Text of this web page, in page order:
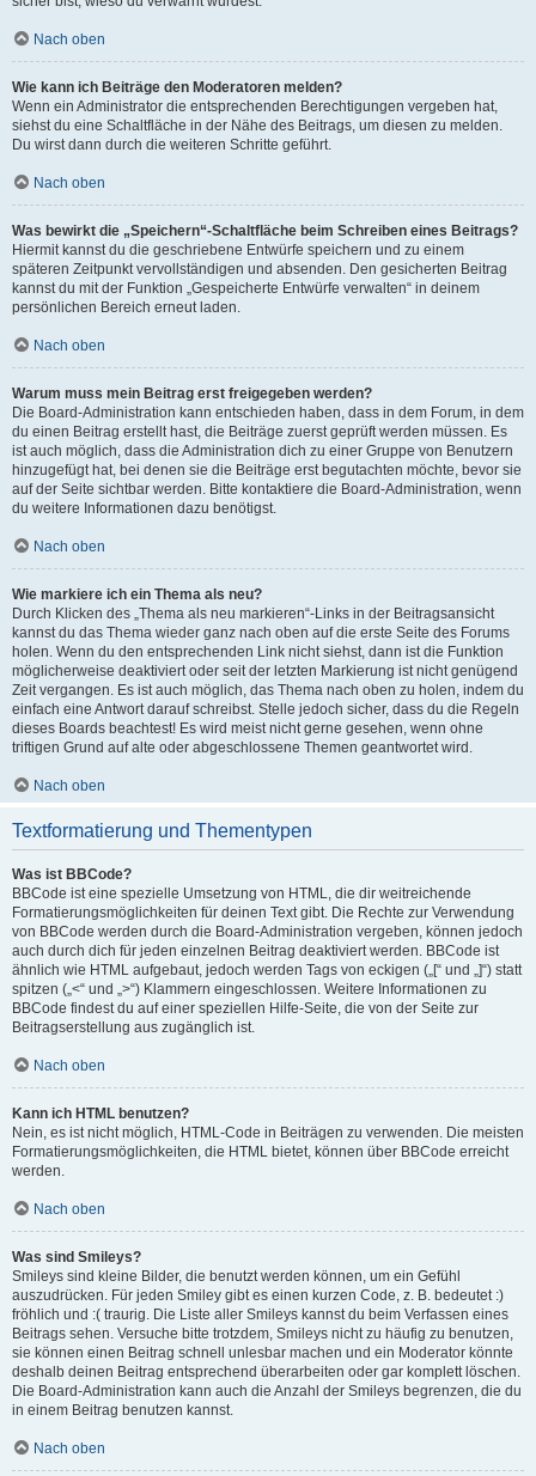
Nach oben
Wie kann ich Beiträge den Moderatoren melden?
Wenn ein Administrator die entsprechenden Berechtigungen vergeben hat,
siehst du eine Schaltfläche in der Nähe des Beitrags, um diesen zu melden.
Du wirst dann durch die weiteren Schritte geführt.
Nach oben
Was bewirkt die „Speichern“-Schaltfläche beim Schreiben eines Beitrags?
Hiermit kannst du die geschriebene Entwürfe speichern und zu einem
späteren Zeitpunkt vervollständigen und absenden. Den gesicherten Beitrag
kannst du mit der Funktion „Gespeicherte Entwürfe verwalten“ in deinem
persönlichen Bereich erneut laden.
Nach oben
Warum muss mein Beitrag erst freigegeben werden?
Die Board-Administration kann entschieden haben, dass in dem Forum, in dem
du einen Beitrag erstellt hast, die Beiträge zuerst geprüft werden müssen. Es
ist auch möglich, dass die Administration dich zu einer Gruppe von Benutzern
hinzugefügt hat, bei denen sie die Beiträge erst begutachten möchte, bevor sie
auf der Seite sichtbar werden. Bitte kontaktiere die Board-Administration, wenn
du weitere Informationen dazu benötigst.
Nach oben
Wie markiere ich ein Thema als neu?
Durch Klicken des „Thema als neu markieren“-Links in der Beitragsansicht
kannst du das Thema wieder ganz nach oben auf die erste Seite des Forums
holen. Wenn du den entsprechenden Link nicht siehst, dann ist die Funktion
möglicherweise deaktiviert oder seit der letzten Markierung ist nicht genügend
Zeit vergangen. Es ist auch möglich, das Thema nach oben zu holen, indem du
einfach eine Antwort darauf schreibst. Stelle jedoch sicher, dass du die Regeln
dieses Boards beachtest! Es wird meist nicht gerne gesehen, wenn ohne
triftigen Grund auf alte oder abgeschlossene Themen geantwortet wird.
Nach oben
Textformatierung und Thementypen
Was ist BBCode?
BBCode ist eine spezielle Umsetzung von HTML, die dir weitreichende
Formatierungsmöglichkeiten für deinen Text gibt. Die Rechte zur Verwendung
von BBCode werden durch die Board-Administration vergeben, können jedoch
auch durch dich für jeden einzelnen Beitrag deaktiviert werden. BBCode ist
ähnlich wie HTML aufgebaut, jedoch werden Tags von eckigen („[“ und „]“) statt
spitzen („<“ und „>“) Klammern eingeschlossen. Weitere Informationen zu
BBCode findest du auf einer speziellen Hilfe-Seite, die von der Seite zur
Beitragserstellung aus zugänglich ist.
Nach oben
Kann ich HTML benutzen?
Nein, es ist nicht möglich, HTML-Code in Beiträgen zu verwenden. Die meisten
Formatierungsmöglichkeiten, die HTML bietet, können über BBCode erreicht
werden.
Nach oben
Was sind Smileys?
Smileys sind kleine Bilder, die benutzt werden können, um ein Gefühl
auszudrücken. Für jeden Smiley gibt es einen kurzen Code, z. B. bedeutet :)
fröhlich und :( traurig. Die Liste aller Smileys kannst du beim Verfassen eines
Beitrags sehen. Versuche bitte trotzdem, Smileys nicht zu häufig zu benutzen,
sie können einen Beitrag schnell unlesbar machen und ein Moderator könnte
deshalb deinen Beitrag entsprechend überarbeiten oder gar komplett löschen.
Die Board-Administration kann auch die Anzahl der Smileys begrenzen, die du
in einem Beitrag benutzen kannst.
Nach oben